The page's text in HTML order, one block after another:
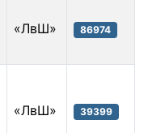
«ЛвШ» 86974
«ЛвШ» 39399